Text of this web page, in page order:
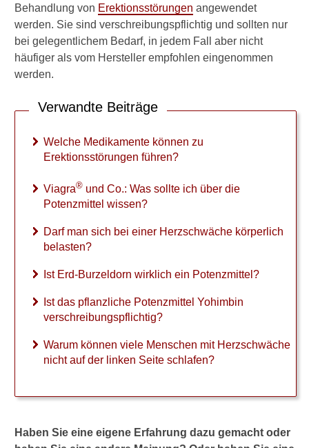
Behandlung von Erektionsstörungen angewendet
werden. Sie sind verschreibungspflichtig und sollten nur
bei gelegentlichem Bedarf, in jedem Fall aber nicht
häufiger als vom Hersteller empfohlen eingenommen
werden.
Verwandte Beiträge
Welche Medikamente können zu
Erektionsstörungen führen?
Viagra® und Co.: Was sollte ich über die
Potenzmittel wissen?
Darf man sich bei einer Herzschwäche körperlich
belasten?
Ist Erd-Burzeldorn wirklich ein Potenzmittel?
Ist das pflanzliche Potenzmittel Yohimbin
verschreibungspflichtig?
Warum können viele Menschen mit Herzschwäche
nicht auf der linken Seite schlafen?
Haben Sie eine eigene Erfahrung dazu gemacht oder
f
ü
r
e
n
a
g
a
®
n
d
o
:
W
s
s
l
i